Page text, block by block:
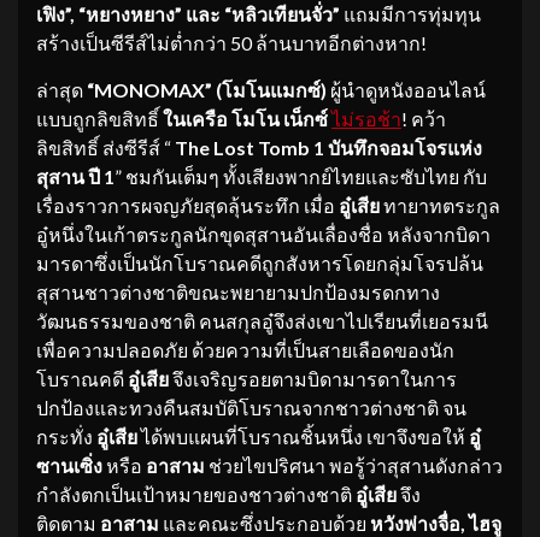
เฟิง”, “หยางหยาง” และ “หลิวเทียนจั่ว” แถมมีการทุ่มทุน
สร้างเป็นซีรีส์ไม่ต่ำกว่า 50 ล้านบาทอีกต่างหาก!
ล่าสุด “MONOMAX” (โมโนแมกซ์) ผู้นำดูหนังออนไลน์
แบบถูกลิขสิทธิ์ในเครือ โมโน เน็กซ์ไม่รอช้า! คว้า
ลิขสิทธิ์ ส่งซีรีส์ “ The Lost Tomb 1 บันทึกจอมโจรแห่ง
สุสาน ปี 1 ” ชมกันเต็มๆ ทั้งเสียงพากย์ไทยและซับไทย กับ
เรื่องราวการผจญภัยสุดลุ้นระทึก เมื่อ อู๋เสียทายาทตระกูล
อู๋หนึ่งในเก้าตระกูลนักขุดสุสานอันเลื่องชื่อ หลังจากบิดา
มารดาซึ่งเป็นนักโบราณคดีถูกสังหารโดยกลุ่มโจรปล้น
สุสานชาวต่างชาติขณะพยายามปกป้องมรดกทาง
วัฒนธรรมของชาติ คนสกุลอู๋จึงส่งเขาไปเรียนที่เยอรมนี
เพื่อความปลอดภัย ด้วยความที่เป็นสายเลือดของนัก
โบราณคดี อู๋เสียจึงเจริญรอยตามบิดามารดาในการ
ปกป้องและทวงคืนสมบัติโบราณจากชาวต่างชาติ จน
กระทั่ง อู๋เสียได้พบแผนที่โบราณชิ้นหนึ่ง เขาจึงขอให้ อู๋
ซานเซิ่งหรือ อาสาม ช่วยไขปริศนา พอรู้ว่าสุสานดังกล่าว
กำลังตกเป็นเป้าหมายของชาวต่างชาติ อู๋เสียจึง
ติดตาม อาสาม และคณะซึ่งประกอบด้วย หวังพ่างจื่อ, ไฮจู